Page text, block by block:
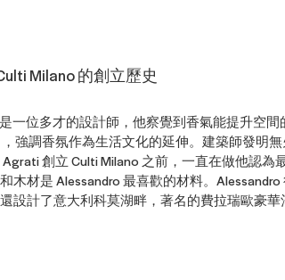
Milano 的創立歷史
一位多才的設計師，他察覺到香氣能提升空間
強調香氛作為生活文化的延伸。建築師發明
創立 Culti Milano 之前，一直在做他認為
木材是 Alessandro 最喜歡的材料。
設計了意大利科莫湖畔，著名的費拉瑞歐豪華